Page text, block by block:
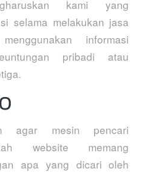
kami yang
selama melakukan jasa
informasi
pribadi atau
agar mesin pencari
website memang
apa yang dicari oleh